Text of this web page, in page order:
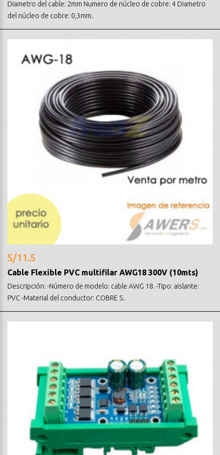
Diametro del cable: 2mm Numero de núcleo de cobre: 4 Diametro
del núcleo de cobre: 0,3mm..
S/11.5
Cable Flexible PVC multifilar AWG18 300V (10mts)
Descripción: -Número de modelo: cable AWG 18. -Tipo: aislante:
PVC -Material del conductor: COBRE S..